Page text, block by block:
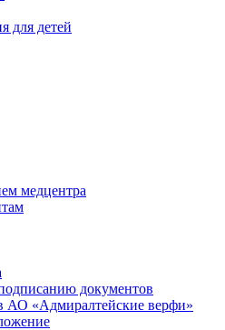
для детей
медцентра
документов
АО «Адмиралтейские верфи»